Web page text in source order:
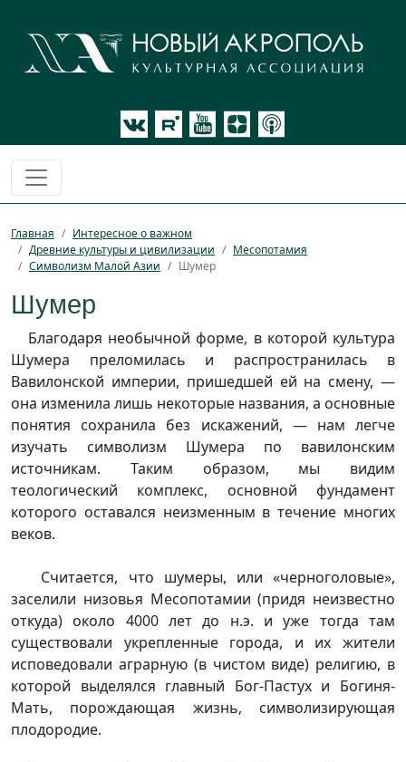
Главная
Интересное о важном
Древние культуры и цивилизации
Месопотамия
Символизм Малой Азии
Шумер
Шумер
Благодаря необычной форме, в которой культура
Шумера преломилась и распространилась в
Вавилонской империи, пришедшей ей на смену, —
она изменила лишь некоторые названия, а основные
понятия сохранила без искажений, — нам легче
изучать символизм Шумера по вавилонским
источникам. Таким образом, мы видим
теологический комплекс, основной фундамент
которого оставался неизменным в течение многих
веков.
Считается, что шумеры, или «черноголовые»,
заселили низовья Месопотамии (придя неизвестно
откуда) около 4000 лет до н.э. и уже тогда там
существовали укрепленные города, и их жители
исповедовали аграрную (в чистом виде) религию, в
которой выделялся главный Бог-Пастух и Богиня-
Мать, порождающая жизнь, символизирующая
плодородие.